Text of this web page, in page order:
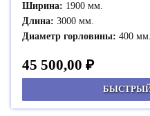
Ширина: 1900 мм.
Длина: 3000 мм.
Диаметр горловины: 400 мм.
45 500,00 ₽